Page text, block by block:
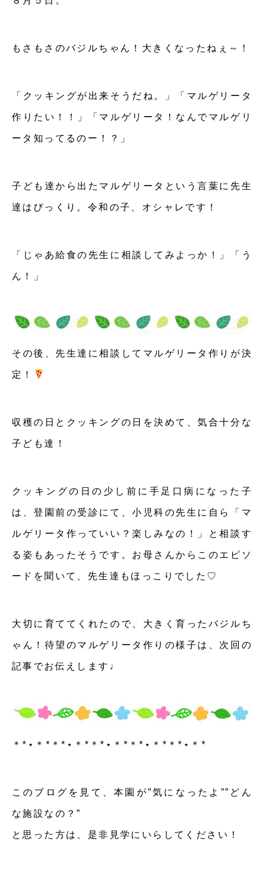
もさもさのバジルちゃん！大きくなったねぇ～！
「クッキングが出来そうだね。」「マルゲリータ
作りたい！！」「マルゲリータ！なんでマルゲリ
ータ知ってるのー！？」
子ども達から出たマルゲリータという言葉に先生
達はびっくり。令和の子、オシャレです！
「じゃあ給食の先生に相談してみよっか！」「う
ん！」
その後、先生達に相談してマルゲリータ作りが決
定！
収穫の日とクッキングの日を決めて、気合十分な
子ども達！
クッキングの日の少し前に手足口病になった子
は、登園前の受診にて、小児科の先生に自ら「マ
ルゲリータ作っていい？楽しみなの！」と相談す
る姿もあったそうです。お母さんからこのエピソ
ードを聞いて、先生達もほっこりでした♡
大切に育ててくれたので、大きく育ったバジルち
ゃん！待望のマルゲリータ作りの様子は、次回の
記事でお伝えします♩
＊*⋆＊*＊*⋆＊*＊*⋆＊*＊*⋆＊*＊*⋆＊*
このブログを見て、本園が”気になったよ””どん
な施設なの？”
と思った方は、是非見学にいらしてください！